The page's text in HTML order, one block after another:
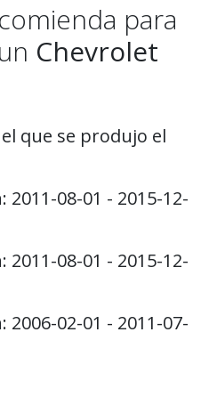
para
Chevrolet
que se produjo el
2011-08-01 - 2015-12-
2011-08-01 - 2015-12-
2006-02-01 - 2011-07-